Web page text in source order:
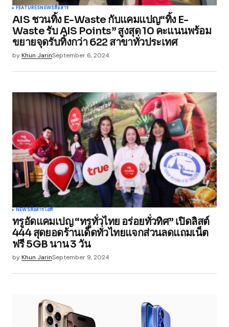
Your E-mail
Save my name, email, and website in this
browser for the next time I comment.
Submit Comment
FEATURESNEWSสื่อสาร
AIS ชวนทิ้ง E-Waste กับแคมแปญ“ทิ้ง E-
Waste รับ AIS Points” สูงสุด 10 คะแนนพร้อม
ขยายจุดรับทิ้งกว่า 622 สาขาทั่วประเทศ
byKhun JarinSeptember 6, 2024
NEWSสื่อสารไอที
ทรูอัดแคมเปญ “ทรูทั่วไทย อร่อยทั่วทิศ” เปิดลิสต์
444 สุดยอดร้านเด็ดทั่วไทยแจกส่วนลดแถมเน็ต
ฟรี 5GB นาน 3 วัน
byKhun JarinSeptember 9, 2024